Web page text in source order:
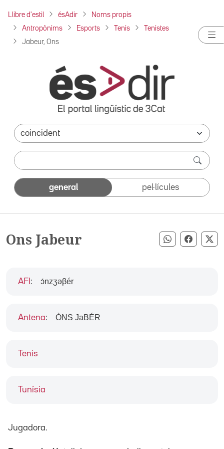
Llibre d'estil ésAdir Noms propis
Antropònims Esports Tenis Tenistes
Jabeur, Ons
general pel·lícules
Ons Jabeur Compartir
Tenis
Tunísia
AFI : ɔ́nzʒəβér
Antena: ÒNS JaBÉR
Jugadora.